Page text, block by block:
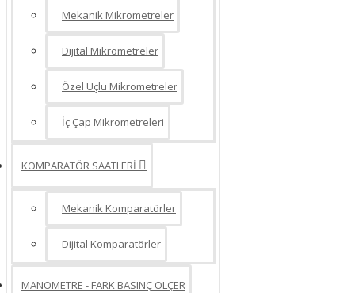
Mekanik Mikrometreler
Dijital Mikrometreler
Özel Uçlu Mikrometreler
İç Çap Mikrometreleri
KOMPARATÖR SAATLERİ
Mekanik Komparatörler
Dijital Komparatörler
MANOMETRE - FARK BASINÇ ÖLÇER